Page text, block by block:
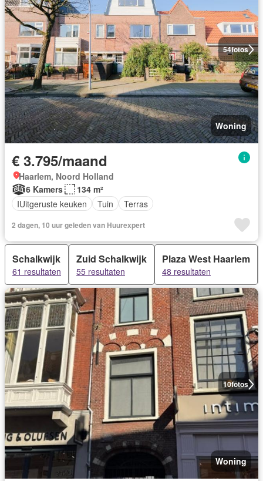
54fotos
Woning
€ 3.795/maand
Haarlem, Noord Holland
6 Kamers
134 m²
IUitgeruste keuken
Tuin Terras
2 dagen, 10 uur geleden van Huurexpert
Schalkwijk
61 resultaten
Zuid Schalkwijk
55 resultaten
Plaza West Haarlem
48 resultaten
10fotos
Woning